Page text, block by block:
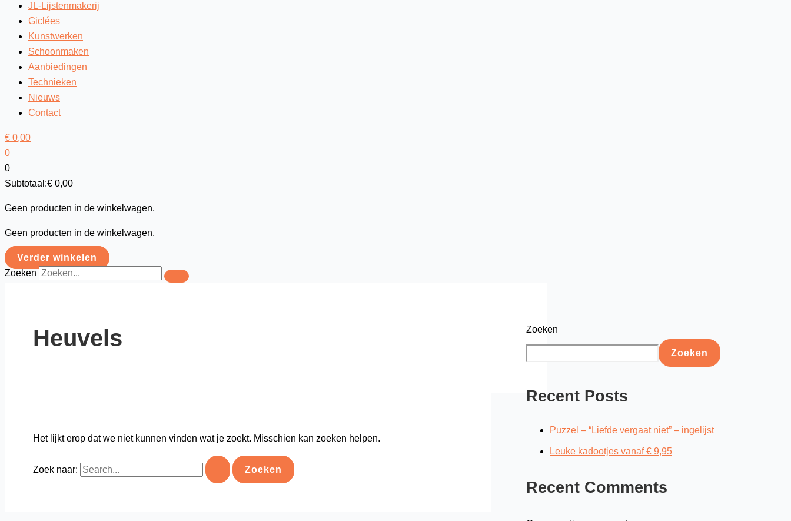
JL-Lijstenmakerij
Giclées
Kunstwerken
Schoonmaken
Aanbiedingen
Technieken
Nieuws
Contact
€ 0,00
0
0
Subtotaal:€ 0,00
Geen producten in de winkelwagen.
Geen producten in de winkelwagen.
Verder winkelen
Zoeken
Heuvels
Het lijkt erop dat we niet kunnen vinden wat je zoekt. Misschien kan zoeken helpen.
Zoek naar:
Zoeken
Zoeken
Recent Posts
Puzzel – “Liefde vergaat niet” – ingelijst
Leuke kadootjes vanaf € 9,95
Recent Comments